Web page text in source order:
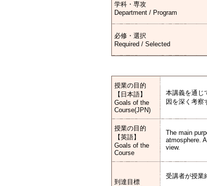
学科・専攻
Department / Program
必修・選択
Required / Selected
授業の目的
【日本語】
Goals of the
Course(JPN)
本講義を通じ
因を深く考察
授業の目的
【英語】
Goals of the
Course
The main
atmosphere.
view.
到達目標
受講者が授業